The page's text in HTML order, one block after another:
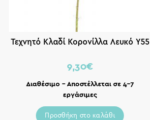
Τεχνητό Κλαδί Κορονίλλα Λευκό Υ55
9,30€
Διαθέσιμο – Αποστέλλεται σε 4-7
εργάσιμες
Προσθήκη στο καλάθι